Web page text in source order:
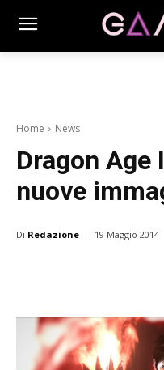
Home News
Dragon
nuove
Di Redazione - 19 Maggio 2014